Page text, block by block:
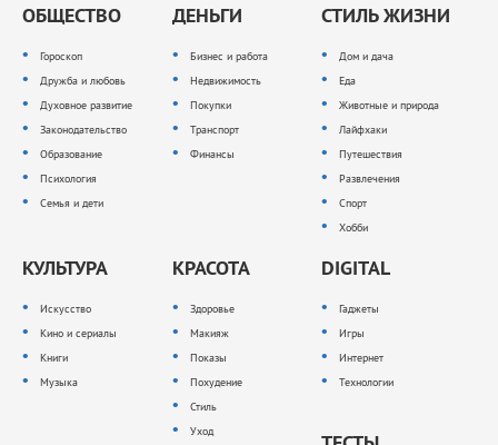
ОБЩЕСТВО
Гороскоп
Дружба и любовь
Духовное развитие
Законодательство
Образование
Психология
Семья и дети
ДЕНЬГИ
Бизнес и работа
Недвижимость
Покупки
Транспорт
Финансы
СТИЛЬ ЖИЗНИ
Дом и дача
Еда
Животные и природа
Лайфхаки
Путешествия
Развлечения
Спорт
Хобби
КУЛЬТУРА
Искусство
Кино и сериалы
Книги
Музыка
КРАСОТА
Здоровье
Макияж
Показы
Похудение
Стиль
Уход
DIGITAL
Гаджеты
Игры
Интернет
Технологии